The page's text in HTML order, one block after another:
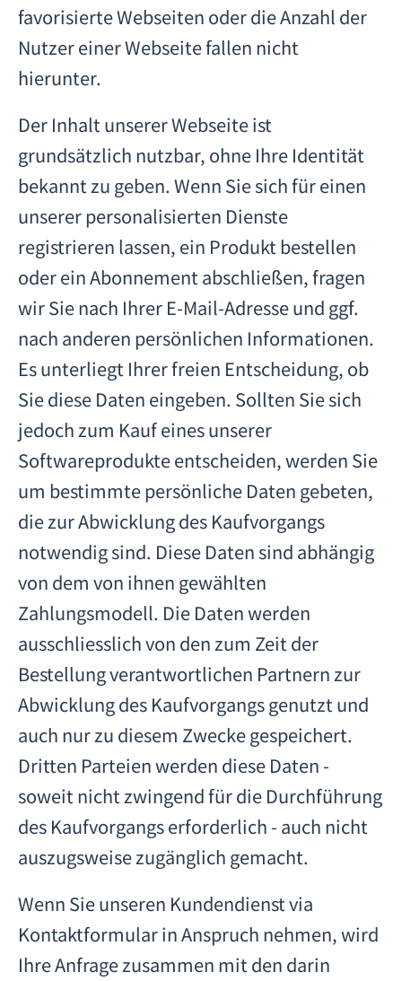
favorisierte Webseiten oder die Anzahl der
Nutzer einer Webseite fallen nicht
hierunter.
Der Inhalt unserer Webseite ist
grundsätzlich nutzbar, ohne Ihre Identität
bekannt zu geben. Wenn Sie sich für einen
unserer personalisierten Dienste
registrieren lassen, ein Produkt bestellen
oder ein Abonnement abschließen, fragen
wir Sie nach Ihrer E-Mail-Adresse und ggf.
nach anderen persönlichen Informationen.
Es unterliegt Ihrer freien Entscheidung, ob
Sie diese Daten eingeben. Sollten Sie sich
jedoch zum Kauf eines unserer
Softwareprodukte entscheiden, werden Sie
um bestimmte persönliche Daten gebeten,
die zur Abwicklung des Kaufvorgangs
notwendig sind. Diese Daten sind abhängig
von dem von ihnen gewählten
Zahlungsmodell. Die Daten werden
ausschliesslich von den zum Zeit der
Bestellung verantwortlichen Partnern zur
Abwicklung des Kaufvorgangs genutzt und
auch nur zu diesem Zwecke gespeichert.
Dritten Parteien werden diese Daten -
soweit nicht zwingend für die Durchführung
des Kaufvorgangs erforderlich - auch nicht
auszugsweise zugänglich gemacht.
Wenn Sie unseren Kundendienst via
Kontaktformular in Anspruch nehmen, wird
Ihre Anfrage zusammen mit den darin